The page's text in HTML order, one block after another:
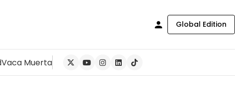
Global Edition
Vaca Muerta